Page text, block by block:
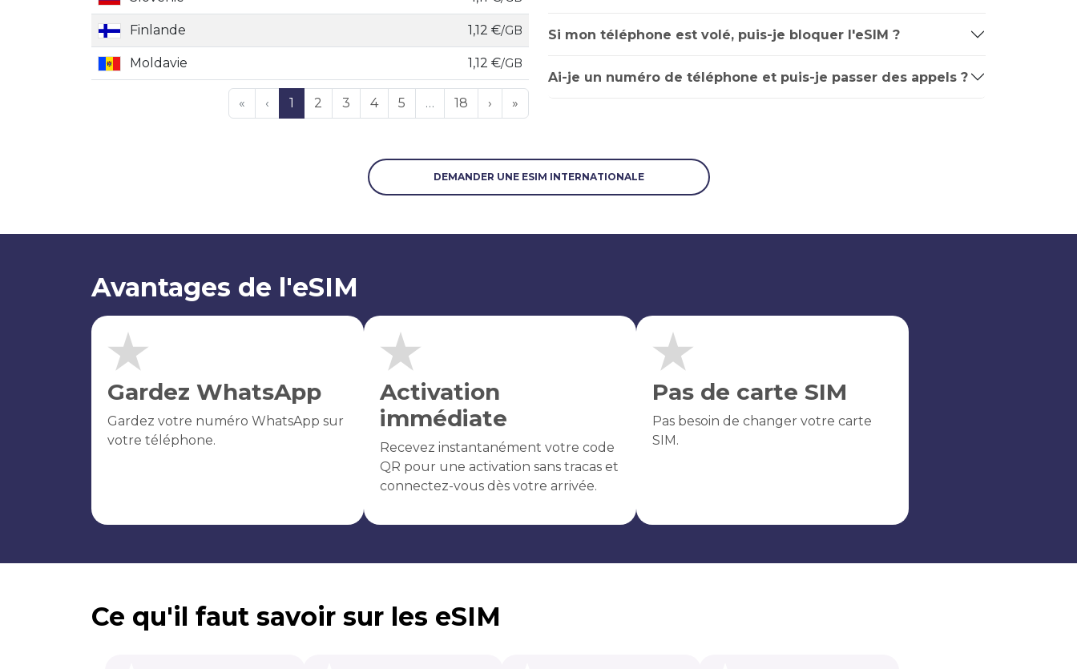
Finlande 1,12 €/GB
Moldavie 1,12 €/GB
« ‹ 1 2 3 4 5 … 18 › »
Si mon téléphone est volé, puis-je bloquer l'eSIM ?
Ai-je un numéro de téléphone et puis-je passer des appels ?
DEMANDER UNE ESIM INTERNATIONALE
Avantages de l'eSIM
Gardez WhatsApp
Gardez votre numéro WhatsApp sur
votre téléphone.
Activation
immédiate
Recevez instantanément votre code
QR pour une activation sans tracas et
connectez-vous dès votre arrivée.
Pas de carte SIM
Pas besoin de changer votre carte
SIM.
Ce qu'il faut savoir sur les eSIM